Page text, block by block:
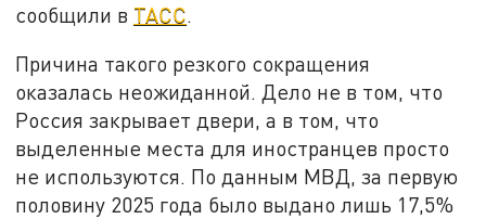
сообщили в ТАСС.
Причина такого резкого сокращения
оказалась неожиданной. Дело не в том, что
Россия закрывает двери, а в том, что
выделенные места для иностранцев просто
не используются. По данным МВД, за первую
половину 2025 года было выдано лишь 17,5%